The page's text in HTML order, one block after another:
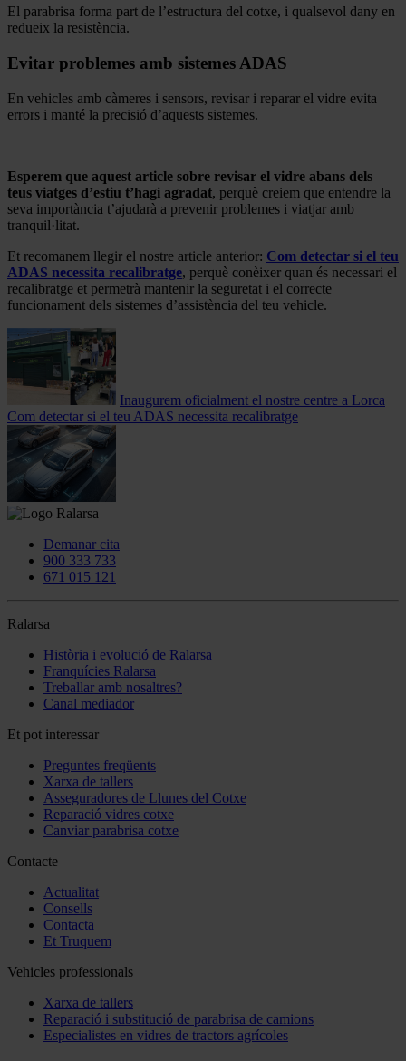
El parabrisa forma part de l’estructura del cotxe, i qualsevol dany en
redueix la resistència.
Evitar problemes amb sistemes ADAS
En vehicles amb càmeres i sensors, revisar i reparar el vidre evita
errors i manté la precisió d’aquests sistemes.
Esperem que aquest article sobre revisar el vidre abans dels
teus viatges d’estiu t’hagi agradat, perquè creiem que entendre la
seva importància t’ajudarà a prevenir problemes i viatjar amb
tranquil·litat.
Et recomanem llegir el nostre article anterior: Com detectar si el teu
ADAS necessita recalibratge, perquè conèixer quan és necessari el
recalibratge et permetrà mantenir la seguretat i el correcte
funcionament dels sistemes d’assistència del teu vehicle.
Inaugurem oficialment el nostre centre a Lorca
Com detectar si el teu ADAS necessita recalibratge
Demanar cita
900 333 733
671 015 121
Ralarsa
Història i evolució de Ralarsa
Franquícies Ralarsa
Treballar amb nosaltres?
Canal mediador
Et pot interessar
Preguntes freqüents
Xarxa de tallers
Asseguradores de Llunes del Cotxe
Reparació vidres cotxe
Canviar parabrisa cotxe
Contacte
Actualitat
Consells
Contacta
Et Truquem
Vehicles professionals
Xarxa de tallers
Reparació i substitució de parabrisa de camions
Especialistes en vidres de tractors agrícoles